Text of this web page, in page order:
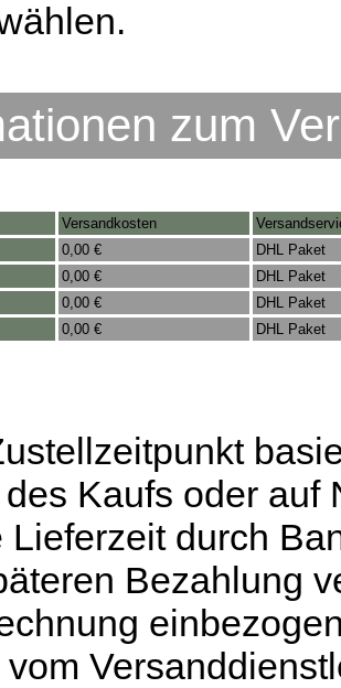
zum
Versandkosten
0,00 €
DHL Paket
0,00 €
DHL Paket
0,00 €
DHL Paket
0,00 € DHL Paket
des Kaufs oder
Lieferzeit durch
Bezahlung